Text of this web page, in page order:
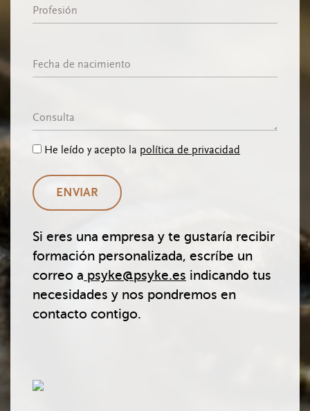
He leído y acepto la política de privacidad
Si eres una empresa y te gustaría recibir
formación personalizada, escríbe un
correo a psyke@psyke.es indicando tus
necesidades y nos pondremos en
contacto contigo.